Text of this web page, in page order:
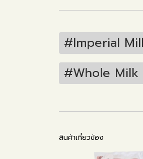
#Imperial
#Whole Milk
สินค้าเกี่ยวข้อง